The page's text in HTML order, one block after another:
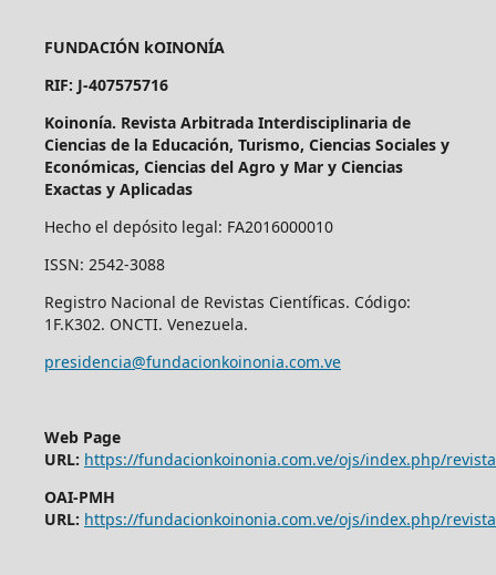
FUNDACIÓN kOINONÍA
RIF: J-407575716
Koinonía. Revista Arbitrada Interdisciplinaria de
Ciencias de la Educación, Turismo, Ciencias Sociales y
Económicas, Ciencias del Agro y Mar y Ciencias
Exactas y Aplicadas
Hecho el depósito legal: FA2016000010
ISSN: 2542-3088
Registro Nacional de Revistas Científicas. Código:
1F.K302. ONCTI. Venezuela.
presidencia@fundacionkoinonia.com.ve
Web Page
URL: https://fundacionkoinonia.com.ve/ojs/index.php/
OAI-PMH
URL: https://fundacionkoinonia.com.ve/ojs/index.php/